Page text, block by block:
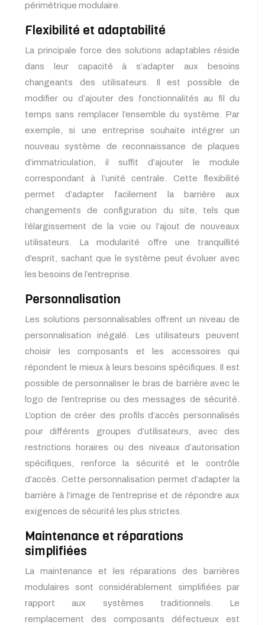
périmétrique modulaire.
Flexibilité et adaptabilité
La principale force des solutions adaptables réside
dans leur capacité à s’adapter aux besoins
changeants des utilisateurs. Il est possible de
modifier ou d’ajouter des fonctionnalités au fil du
temps sans remplacer l’ensemble du système. Par
exemple, si une entreprise souhaite intégrer un
nouveau système de reconnaissance de plaques
d’immatriculation, il suffit d’ajouter le module
correspondant à l’unité centrale. Cette flexibilité
permet d’adapter facilement la barrière aux
changements de configuration du site, tels que
l’élargissement de la voie ou l’ajout de nouveaux
utilisateurs. La modularité offre une tranquillité
d’esprit, sachant que le système peut évoluer avec
les besoins de l’entreprise.
Personnalisation
Les solutions personnalisables offrent un niveau de
personnalisation inégalé. Les utilisateurs peuvent
choisir les composants et les accessoires qui
répondent le mieux à leurs besoins spécifiques. Il est
possible de personnaliser le bras de barrière avec le
logo de l’entreprise ou des messages de sécurité.
L’option de créer des profils d’accès personnalisés
pour différents groupes d’utilisateurs, avec des
restrictions horaires ou des niveaux d’autorisation
spécifiques, renforce la sécurité et le contrôle
d’accès. Cette personnalisation permet d’adapter la
barrière à l’image de l’entreprise et de répondre aux
exigences de sécurité les plus strictes.
Maintenance et réparations
simplifiées
La maintenance et les réparations des barrières
modulaires sont considérablement simplifiées par
rapport aux systèmes traditionnels. Le
remplacement des composants défectueux est